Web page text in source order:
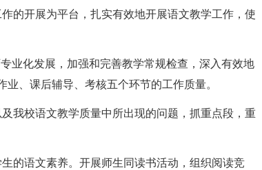
开展为平台，扎实有效地开展语文教学工作，使
化发展，加强和完善教学常规检查，深入有效地
、课后辅导、考核五个环节的工作质量。
校语文教学质量中所出现的问题，抓重点段，重
语文素养。开展师生同读书活动，组织阅读竞